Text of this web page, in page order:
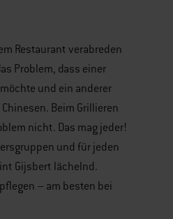
Restaurant verabreden
Problem, dass einer
und ein anderer
Beim Grillieren
nicht. Das mag jeder!
und für jeden
Gijsbert lächelnd.
– am besten bei